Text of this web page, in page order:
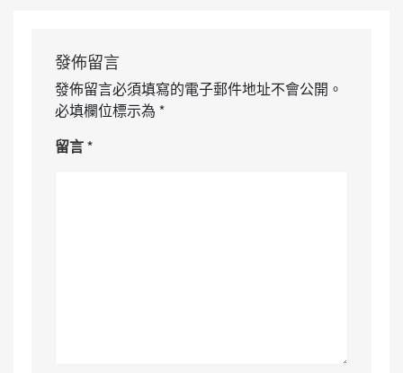
發佈留言
發佈留言必須填寫的電子郵件地址不會公開。
必填欄位標示為 *
留言*